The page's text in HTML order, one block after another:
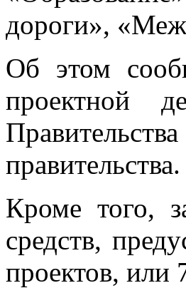
дороги»,
Об этом
проектной
правительства.
Кроме того,
средств,
проектов, или